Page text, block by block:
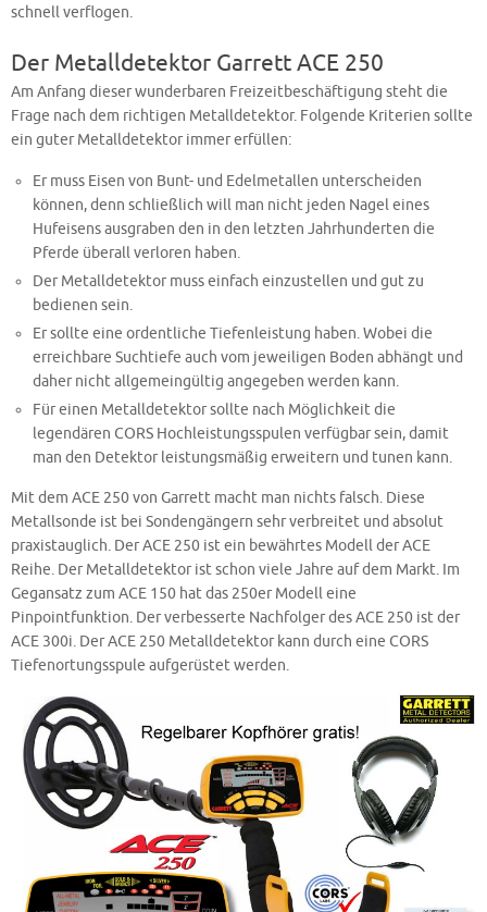
schnell verflogen.
Der Metalldetektor Garrett ACE 250
Am Anfang dieser wunderbaren Freizeitbeschäftigung steht die
Frage nach dem richtigen Metalldetektor. Folgende Kriterien sollte
ein guter Metalldetektor immer erfüllen:
Er muss Eisen von Bunt- und Edelmetallen unterscheiden
können, denn schließlich will man nicht jeden Nagel eines
Hufeisens ausgraben den in den letzten Jahrhunderten die
Pferde überall verloren haben.
Der Metalldetektor muss einfach einzustellen und gut zu
bedienen sein.
Er sollte eine ordentliche Tiefenleistung haben. Wobei die
erreichbare Suchtiefe auch vom jeweiligen Boden abhängt und
daher nicht allgemeingültig angegeben werden kann.
Für einen Metalldetektor sollte nach Möglichkeit die
legendären CORS Hochleistungsspulen verfügbar sein, damit
man den Detektor leistungsmäßig erweitern und tunen kann.
Mit dem ACE 250 von Garrett macht man nichts falsch. Diese
Metallsonde ist bei Sondengängern sehr verbreitet und absolut
praxistauglich. Der ACE 250 ist ein bewährtes Modell der ACE
Reihe. Der Metalldetektor ist schon viele Jahre auf dem Markt. Im
Gegansatz zum ACE 150 hat das 250er Modell eine
Pinpointfunktion. Der verbesserte Nachfolger des ACE 250 ist der
ACE 300i. Der ACE 250 Metalldetektor kann durch eine CORS
Tiefenortungsspule aufgerüstet werden.